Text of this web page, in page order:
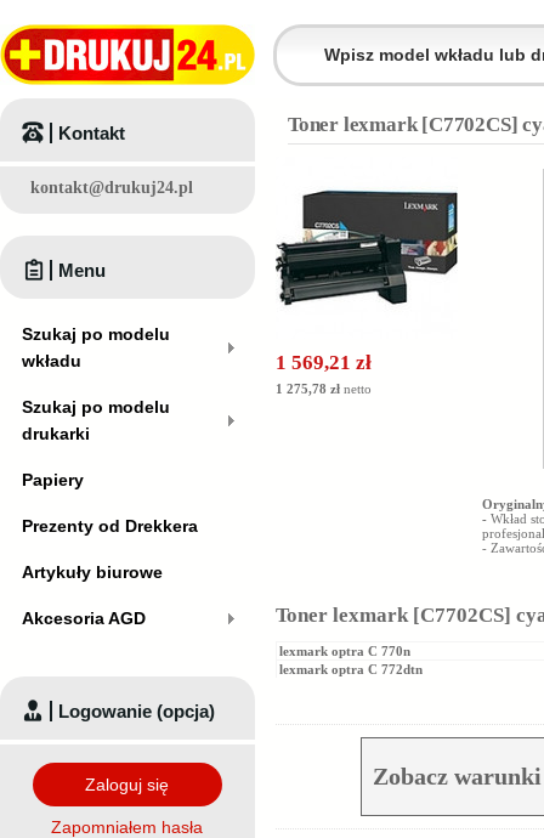
Toner lexmark [C7702CS]
1 569,21 zł
1 275,78 zł netto
- Wkład
-
Toner lexmark [C7702CS]
lexmark optra C 770n
lexmark optra C 772dtn
Zobacz
Kontakt
kontakt@drukuj24.pl
Menu
Szukaj po modelu
wkładu
Szukaj po modelu
drukarki
Papiery
Prezenty od Drekkera
Artykuły biurowe
Akcesoria AGD
Logowanie (opcja)
Zaloguj się
Zapomniałem hasła